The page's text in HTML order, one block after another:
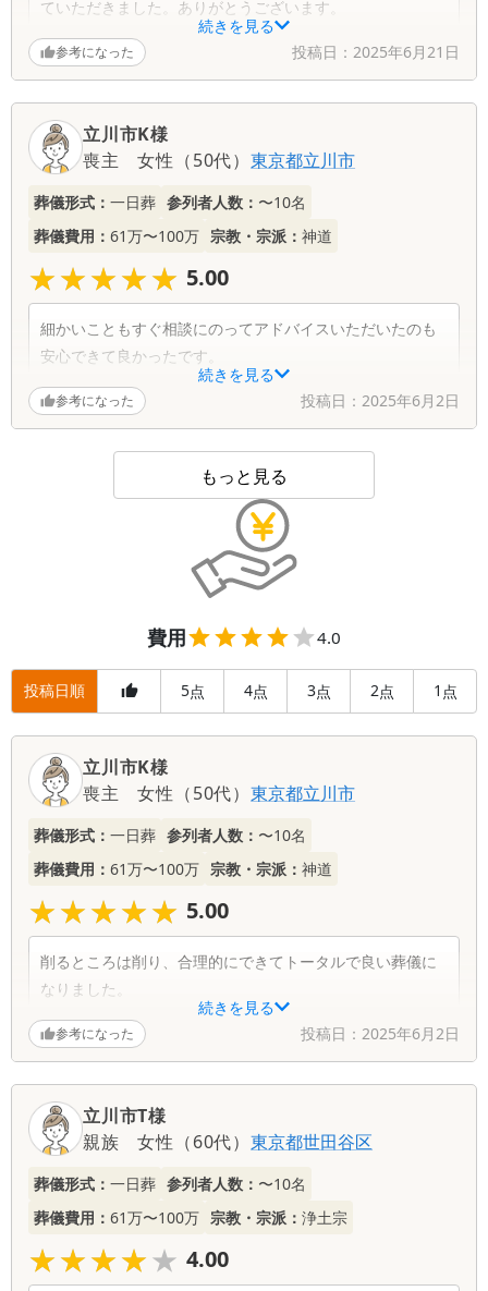
続きを見る
ていただきました。ありがとうございます。
告別式では友人たちのメールを読んでもらい…
色々とフォロー、サポートありがとうございました。
参考になった 投稿日： 2025年6月21日
続きを見る
立川市K様
喪主
女性 （50代）東京都立川市
葬儀形式： 一日葬 参列者人数： 〜10名
葬儀費用： 61万〜100万 宗教・宗派： 神道
★★★★★
★★★★★ 5.00
細かいこともすぐ相談にのってアドバイスいただいたのも
安心できて良かったです。
参考になった 投稿日： 2025年6月2日
もっと見る
費用 4.0
投稿日順 5点 4点 3点 2点 1 点
続きを見る
立川市K様
喪主
女性 （50代）東京都立川市
葬儀形式： 一日葬 参列者人数： 〜10名
葬儀費用： 61万〜100万 宗教・宗派： 神道
★★★★★
★★★★★ 5.00
削るところは削り、合理的にできてトータルで良い葬儀に
なりました。
参考になった 投稿日： 2025年6月2日
立川市T様
親族
女性 （60代）東京都世田谷区
葬儀形式： 一日葬 参列者人数： 〜10名
葬儀費用： 61万〜100万 宗教・宗派： 浄土宗
★★★★★
★★★★★ 4.00